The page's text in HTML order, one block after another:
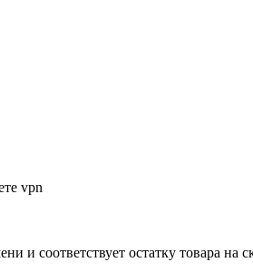
vpn
и соответствует остатку товара на